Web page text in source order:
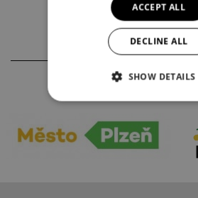
PARTNERS
ACCEPT ALL
DECLINE ALL
SHOW DETAILS